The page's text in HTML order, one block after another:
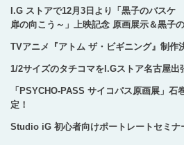
I.G ストアで12月3日より「黒子のバス
扉の向こう～」上映記念 原画展示＆黒子
TVアニメ『アトム ザ・ビギニング』制作
1/2サイズのタチコマをI.Gストア名古屋出
「PSYCHO-PASS サイコパス原画展」石
定！
Studio iG 初心者向けポートレートセミナ